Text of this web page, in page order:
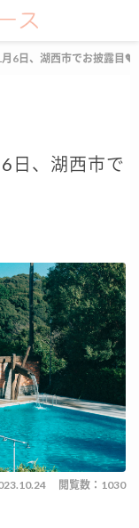
6日、湖西市でお披露目💖
日、湖西市で
閲覧数：1030